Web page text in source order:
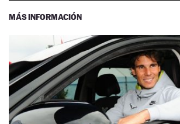
MÁS INFORMACIÓN